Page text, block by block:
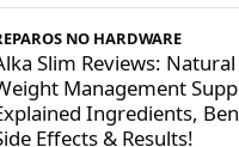
NO HARDWARE
Slim Reviews: Natural
Management
Ingredients,
Effects & Results!